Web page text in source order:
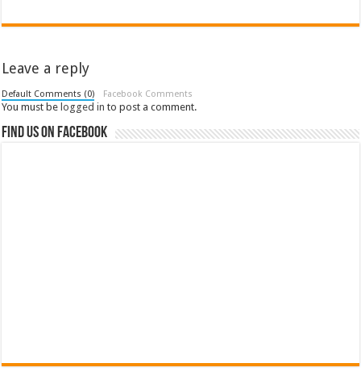
Leave a reply
Default Comments (0) Facebook Comments
You must be logged in to post a comment.
Find us on Facebook